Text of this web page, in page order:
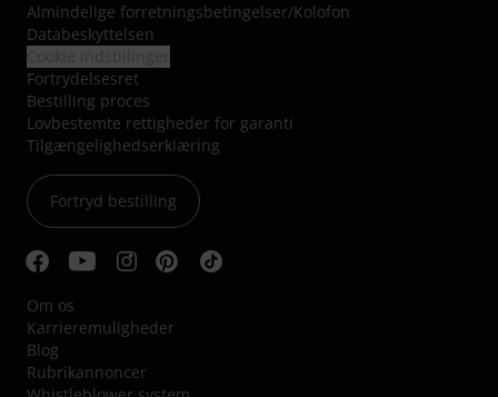
Almindelige forretningsbetingelser/Kolofon
Databeskyttelsen
Fortrydelsesret
Bestilling proces
Lovbestemte rettigheder for garanti
Tilgængelighedserklæring
Fortryd bestilling
Om os
Karrieremuligheder
Blog
Rubrikannoncer